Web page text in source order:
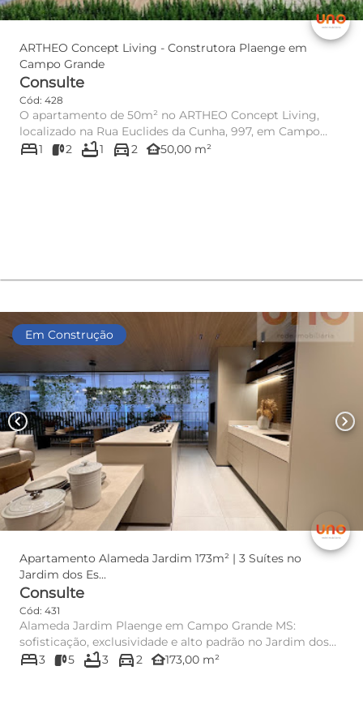
ARTHEO Concept Living - Construtora Plaenge em
Campo Grande
Consulte
Cód: 428
O apartamento de 50m² no ARTHEO Concept Living,
localizado na Rua Euclides da Cunha, 997, em Campo
Grande MS, é ideal pa...
bed1 2 bathtub1 directions_car2 other_houses50,00 m²
Em Construção
chevron_left chevron_right
Apartamento Alameda Jardim 173m² | 3 Suítes no
Jardim dos Es...
Consulte
Cód: 431
Alameda Jardim Plaenge em Campo Grande MS:
sofisticação, exclusividade e alto padrão no Jardim dos
Estados Se você b...
bed3 5 bathtub3 directions_car2 other_houses173,00 m²